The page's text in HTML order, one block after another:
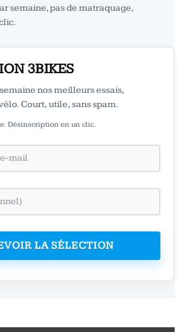
semaine, pas de matraquage,
3BIKES
nos meilleurs essais,
Court, utile, sans spam.
Désinscription en un clic.
LA SÉLECTION